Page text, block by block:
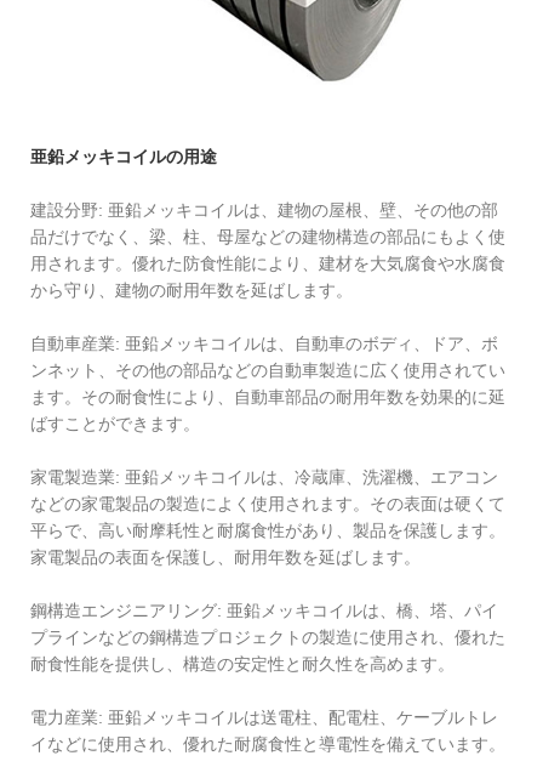
亜鉛メッキコイルの用途
建設分野: 亜鉛メッキコイルは、建物の屋根、壁、その他の部
品だけでなく、梁、柱、母屋などの建物構造の部品にもよく使
用されます。優れた防食性能により、建材を大気腐食や水腐食
から守り、建物の耐用年数を延ばします。
自動車産業: 亜鉛メッキコイルは、自動車のボディ、ドア、ボ
ンネット、その他の部品などの自動車製造に広く使用されてい
ます。その耐食性により、自動車部品の耐用年数を効果的に延
ばすことができます。
家電製造業: 亜鉛メッキコイルは、冷蔵庫、洗濯機、エアコン
などの家電製品の製造によく使用されます。その表面は硬くて
平らで、高い耐摩耗性と耐腐食性があり、製品を保護します。
家電製品の表面を保護し、耐用年数を延ばします。
鋼構造エンジニアリング: 亜鉛メッキコイルは、橋、塔、パイ
プラインなどの鋼構造プロジェクトの製造に使用され、優れた
耐食性能を提供し、構造の安定性と耐久性を高めます。
電力産業: 亜鉛メッキコイルは送電柱、配電柱、ケーブルトレ
イなどに使用され、優れた耐腐食性と導電性を備えています。